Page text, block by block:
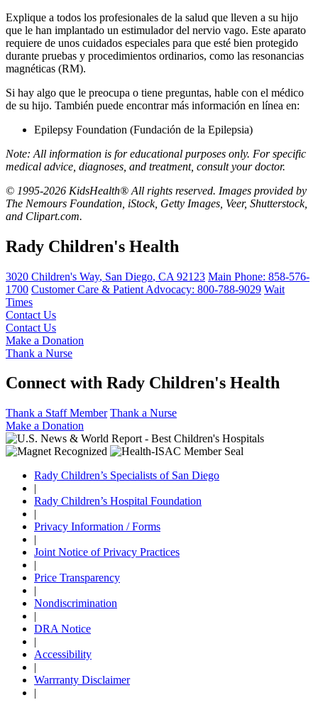
Explique a todos los profesionales de la salud que lleven a su hijo
que le han implantado un estimulador del nervio vago. Este aparato
requiere de unos cuidados especiales para que esté bien protegido
durante pruebas y procedimientos ordinarios, como las resonancias
magnéticas (RM).
Si hay algo que le preocupa o tiene preguntas, hable con el médico
de su hijo. También puede encontrar más información en línea en:
Epilepsy Foundation (Fundación de la Epilepsia)
Note: All information is for educational purposes only. For specific
medical advice, diagnoses, and treatment, consult your doctor.
© 1995-2026 KidsHealth® All rights reserved. Images provided by
The Nemours Foundation, iStock, Getty Images, Veer, Shutterstock,
and Clipart.com.
Rady Children's Health
3020 Children's Way, San Diego, CA 92123 Main Phone: 858-576-
1700 Customer Care & Patient Advocacy: 800-788-9029 Wait
Times
Contact Us
Contact Us
Make a Donation
Thank a Nurse
Connect with Rady Children's Health
Thank a Staff Member Thank a Nurse
Make a Donation
Rady Children’s Specialists of San Diego
|
Rady Children’s Hospital Foundation
|
Privacy Information / Forms
|
Joint Notice of Privacy Practices
|
Price Transparency
|
Nondiscrimination
|
DRA Notice
|
Accessibility
|
Warrranty Disclaimer
|